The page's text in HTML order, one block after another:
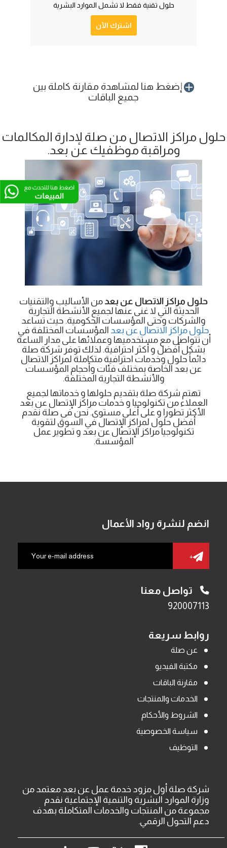
حلول تقنية فقط لا تشمل الموارد البشرية
اشترك الآن
إضغط هنا لمشاهدة مقارنة كاملة بين
جميع الباقات
حلول مراكز الاتصال من صلة لإدارة المكالمات
ومراقبة موظفيك عن بعد.
حلول مراكز الاتصال عن بعد من الأساليب والتقنيات
الحديثة التي لا غنى عنها لجميع الأنشطة التجارية
والشركات وحتى المؤسسات الحكومية. حيث تساعد
حلول مراكز الاتصال عن بعد المؤسسات المختلفة في
أن تتواصل مع مستخدميها وعملائها على مدار الساعة
بشكل أفضل و أكثر احترافية. لذلك توفر شركة صلة
دائماً حلول وخدمات احترافية متكاملة لمراكز الاتصال
عن بعد الخاصة بمختلف فئات وأحجام المؤسسات
والأنشطة التجارية المختلفة.
تهتم شركة صلة بتقديم حلولها و خدماتها لجميع
العملاء من تكنولوجيا و خدمات مراكز الإتصال عن بعد
الأكثر تطورا و على أعلى مستوى. نحن فى صلة نقدم
أفضل حلول لمراكز الإتصال في السوق لتقوية
تكنولوجيا مراكز الإتصال عن بعد و تطوير عمل
المؤسسة.
انضم لنشرة رواد الأعمال
تواصل معنا
920007113
روابط سريعة
عن صلة
مكتبة الفيديو
مقارنة الباقات
الخدمات والمنتجات
الشروط والأحكام
سياسة الخصوصية
التوظيف
شركة صلة أول مزود خدمة عمل عن بعد معتمد من
وزارة الموارد البشرية والتنمية الإجتماعية نقدم
مجموعة من المنتجات والخدمات المتكاملة بهدف
دعم التحول الرقمي.